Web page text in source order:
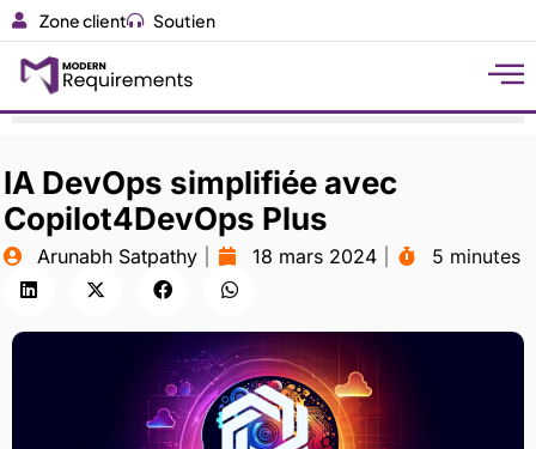
Zone client Soutien
IA DevOps simplifiée avec
Copilot4DevOps Plus
Arunabh Satpathy 18 mars 2024 5 minutes